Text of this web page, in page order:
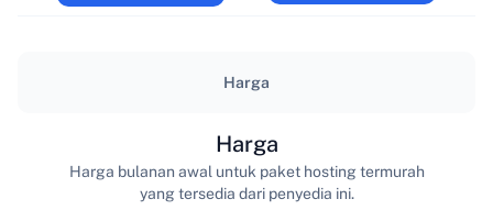
Harga
Harga
Harga bulanan awal untuk paket hosting termurah
yang tersedia dari penyedia ini.